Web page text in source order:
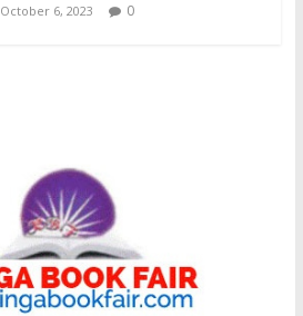
October 6, 2023 0